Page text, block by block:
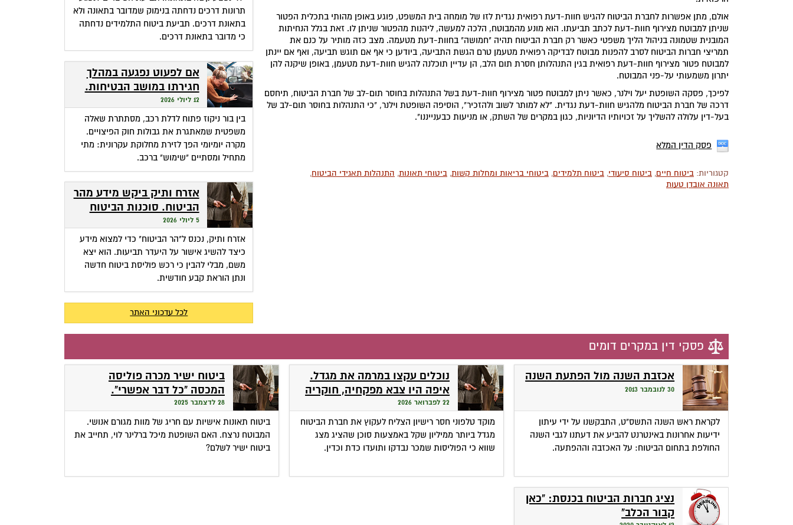
אולם, מתן אפשרות לחברת הביטוח להגיש חוות-דעת רפואית נגדית לזו של מומחה בית המשפט, פוגע באופן מהותי בתכלית הפטור
שניתן למבוטח מצירוף חוות-דעת לכתב תביעתו. הוא מונע מהמבוטח, הלכה למעשה, ליהנות מהפטור שניתן לו. זאת בגלל הנחיתות
המובנית שטמונה בניהול הליך משפטי כאשר רק חברת הביטוח תהיה "חמושה" בחוות-דעת מטעמה. מצב כזה מותיר על כנם את
תמריצי חברות הביטוח לסרב להפנות מבוטח לבדיקה רפואית מטעמן טרם הגשת התביעה, ביודען כי אף אם תוגש תביעה, ואף אם יינתן
למבוטח פטור מצירוף חוות-דעת רפואית בגין התנהלותן חסרת תום הלב, הן עדיין תוכלנה להגיש חוות-דעת מטעמן, באופן שיקנה להן
יתרון משמעותי על-פני המבוטח.
לפיכך, פסקה השופטת יעל וילנר, כאשר ניתן למבוטח פטור מצירוף חוות-דעת בשל התנהלות בחוסר תום-לב של חברת הביטוח, תיחסם
דרכה של חברת הביטוח מלהגיש חוות-דעת נגדית. "לא למותר לשוב ולהזכיר", הוסיפה השופטת וילנר, "כי התנהלות בחוסר תום-לב של
בעל-דין עלולה להשליך על זכויותיו הדיוניות, כגון במקרים של השתק, או מניעות כבענייננו".
פסק הדין המלא
קטגוריות: ביטוח חיים, ביטוח סיעודי, ביטוח תלמידים, ביטוחי בריאות ומחלות קשות, ביטוחי תאונות, התנהלות תאגידי הביטוח,
תאונה אובדן טעות
תרונות דרכים נדחתה בנימוק שמדובר בתאונה ולא
בתאונת דרכים. תביעת ביטוח התלמידים נדחתה
כי מדובר בתאונת דרכים.
אם לפעוט נפגעה במהלך
חגירתו במושב הבטיחות.
האם זכאית לפיצויים?
12 ליולי 2026
בין בור ניקוז פתוח לדלת רכב, מסתתרת שאלה
משפטית שמאתגרת את גבולות חוק הפיצויים.
מקרה יומיומי הפך לזירת מחלוקת עקרונית: מתי
מתחיל ומסתיים "שימוש" ברכב.
אזרח ותיק ביקש מידע מהר
הביטוח. סוכנות הביטוח
גבתה מחשבונו פרמיות
5 ליולי 2026
אזרח ותיק, נכנס ל"הר הביטוח" כדי למצוא מידע
כיצד להשיג אישור על היעדר תביעות. הוא יצא
משם, מבלי להבין כי רכש פוליסת ביטוח חדשה
ונתן הוראת קבע חודשית.
לכל עדכוני האתר
פסקי דין במקרים דומים
אכזבת השנה מול הפתעת השנה
30 לנובמבר 2013
לקראת ראש השנה התשס"ט, התבקשנו על ידי עיתון
ידיעות אחרונות באינטרנט להביע את דעתנו לגבי השנה
החולפת בתחום הביטוח: על האכזבה וההפתעה.
נוכלים עקצו במרמה את מגדל.
איפה היו צבא מפקחיה, חוקריה
ועורכי דינה?
22 לפברואר 2026
מוקד טלפוני חסר רישיון הצליח לעקוץ את חברת הביטוח
מגדל ביותר ממיליון שקל באמצעות סוכן שהציג מצג
שווא כי הפוליסות שמכר נבדקו ותועדו כדת וכדין.
ביטוח ישיר מכרה פוליסה
המכסה "כל דבר אפשרי".
במשפט התברר: מדובר במצג
שווא
28 לדצמבר 2025
ביטוח תאונות אישיות עם חריג של מוות מגורם אנושי.
המבוטח נרצח. האם השופטת מיכל ברלינר לוי, תחייב את
ביטוח ישיר לשלם?
נציג חברות הביטוח בכנסת: "כאן
קבור הכלב"